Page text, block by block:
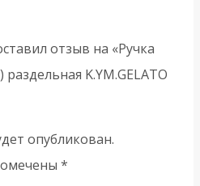
отзыв на «Ручка
K.YM.GELATO
опубликован.
*